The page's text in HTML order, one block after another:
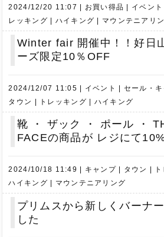
2024/12/20 11:07 お買い得品 イベント
レッキング
ハイキング マウンテニアリ
Winter fair 開催中！！好日
ーズ限定10％OFF
2024/12/07 11:05 イベント
セール・
タウン
トレッキング ハイキング
靴 ・ ザック ・ ポール ・
FACEの商品が レジにて
2024/10/18 11:49 キャンプ タウン
ハイキング
マウンテニアリング
プリムスから新しくバーナ
した